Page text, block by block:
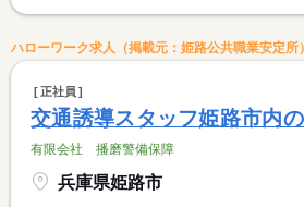
ハローワーク求人（掲載元：姫路公共職業安定所）
正社員
交通誘導スタッフ姫路市内
有限会社 播磨警備保障
兵庫県姫路市